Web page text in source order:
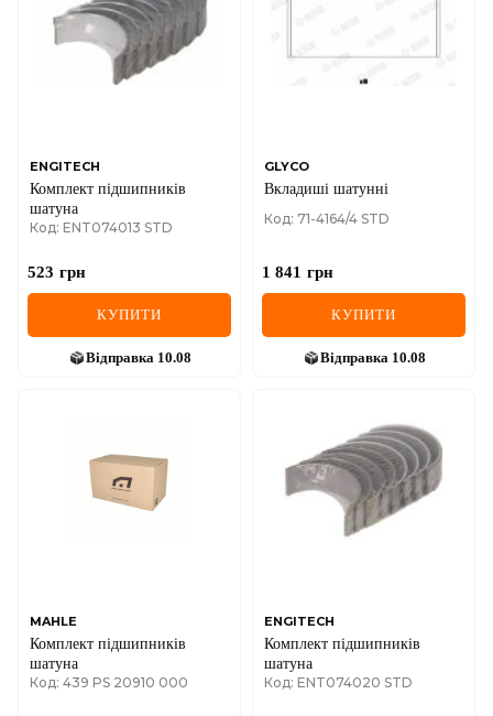
ENGITECH
Комплект підшипників
шатуна
Код: ENT074013 STD
523 грн
КУПИТИ
Відправка 10.08
GLYCO
Вкладиші шатунні
Код: 71-4164/4 STD
1 841 грн
КУПИТИ
Відправка 10.08
MAHLE
Комплект підшипників
шатуна
Код: 439 PS 20910 000
ENGITECH
Комплект підшипників
шатуна
Код: ENT074020 STD